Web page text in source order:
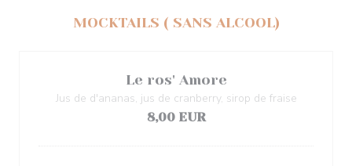
MOCKTAILS ( SANS ALCOOL)
Le ros' Amore
Jus de d'ananas, jus de cranberry, sirop de fraise
8,00 EUR